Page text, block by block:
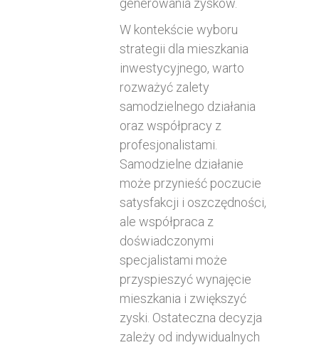
generowania zysków.
W kontekście wyboru
strategii dla mieszkania
inwestycyjnego, warto
rozważyć zalety
samodzielnego działania
oraz współpracy z
profesjonalistami.
Samodzielne działanie
może przynieść poczucie
satysfakcji i oszczędności,
ale współpraca z
doświadczonymi
specjalistami może
przyspieszyć wynajęcie
mieszkania i zwiększyć
zyski. Ostateczna decyzja
zależy od indywidualnych